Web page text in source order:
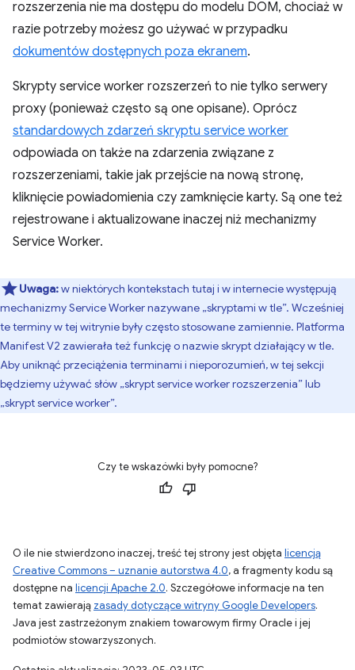
rozszerzenia nie ma dostępu do modelu DOM, chociaż w
razie potrzeby możesz go używać w przypadku
dokumentów dostępnych poza ekranem.
Skrypty service worker rozszerzeń to nie tylko serwery
proxy (ponieważ często są one opisane). Oprócz
standardowych zdarzeń skryptu service worker
odpowiada on także na zdarzenia związane z
rozszerzeniami, takie jak przejście na nową stronę,
kliknięcie powiadomienia czy zamknięcie karty. Są one też
rejestrowane i aktualizowane inaczej niż mechanizmy
Service Worker.
Uwaga:w niektórych kontekstach tutaj i w internecie występują
mechanizmy Service Worker nazywane „skryptami w tle”. Wcześniej
te terminy w tej witrynie były często stosowane zamiennie. Platforma
Manifest V2 zawierała też funkcję o nazwie skrypt działający w tle.
Aby uniknąć przeciążenia terminami i nieporozumień, w tej sekcji
będziemy używać słów „skrypt service worker rozszerzenia” lub
„skrypt service worker”.
Czy te wskazówki były pomocne?
O ile nie stwierdzono inaczej, treść tej strony jest objęta licencją
Creative Commons – uznanie autorstwa 4.0, a fragmenty kodu są
dostępne na licencji Apache 2.0. Szczegółowe informacje na ten
temat zawierają zasady dotyczące witryny Google Developers.
Java jest zastrzeżonym znakiem towarowym firmy Oracle i jej
podmiotów stowarzyszonych.